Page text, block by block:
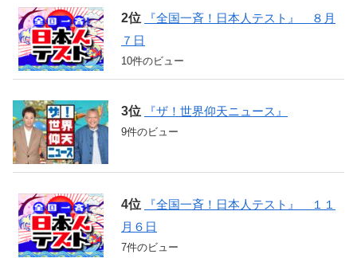
『全国一斉！日本人テスト』 ８月
７日
10件のビュー
『ザ！世界仰天ニュース』
9件のビュー
『全国一斉！日本人テスト』 １１
月６日
7件のビュー